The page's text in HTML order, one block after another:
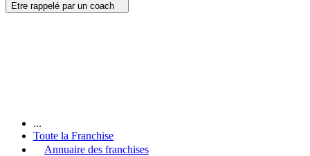
Etre rappelé par un coach
...
Toute la Franchise
Annuaire des franchises